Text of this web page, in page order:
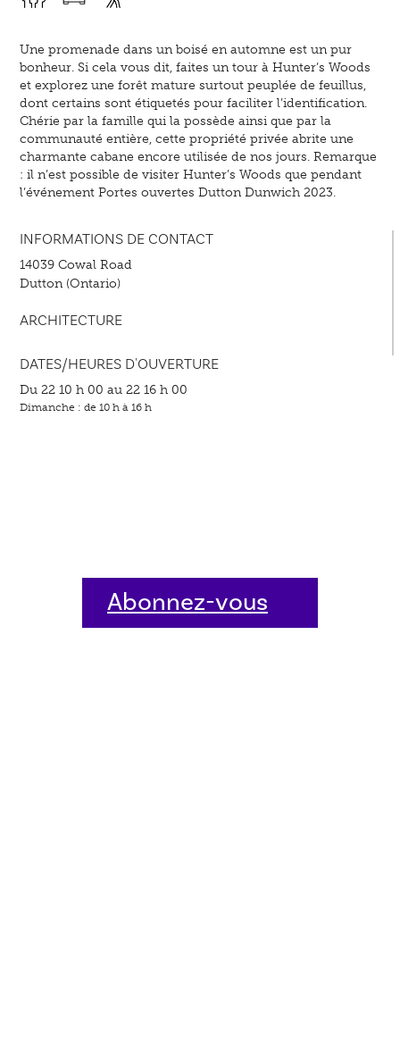
Une promenade dans un boisé en automne est un pur
bonheur. Si cela vous dit, faites un tour à Hunter’s Woods
et explorez une forêt mature surtout peuplée de feuillus,
dont certains sont étiquetés pour faciliter l’identification.
Chérie par la famille qui la possède ainsi que par la
communauté entière, cette propriété privée abrite une
charmante cabane encore utilisée de nos jours. Remarque
: il n’est possible de visiter Hunter’s Woods que pendant
l’événement Portes ouvertes Dutton Dunwich 2023.
INFORMATIONS DE CONTACT
14039 Cowal Road
Dutton (Ontario)
ARCHITECTURE
DATES/HEURES D'OUVERTURE
Du 22 10 h 00 au 22 16 h 00
Dimanche : de 10 h à 16 h
Abonnez-vous